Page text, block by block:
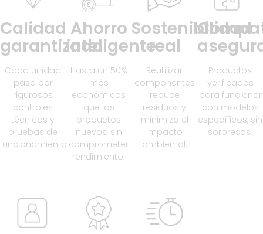
Calidad
garantizada
Cada unidad
pasa por
rigurosos
controles
técnicos y
pruebas de
funcionamiento.
Ahorro
inteligente
Hasta un 50%
más
económicos
que los
productos
nuevos, sin
comprometer
rendimiento.
Sostenibilidad
real
Reutilizar
componentes
reduce
residuos y
minimiza el
impacto
ambiental.
Productos
verificados
para funcionar
con modelos
específicos, sin
sorpresas.